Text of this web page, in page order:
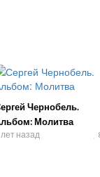
Чернобель.
Молитва
лет назад